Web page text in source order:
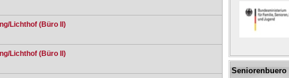
Lichthof (Büro II)
Lichthof (Büro II)
Seniorenbuero